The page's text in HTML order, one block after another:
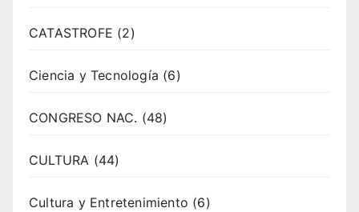
CATASTROFE (2)
Ciencia y Tecnología (6)
CONGRESO NAC. (48)
CULTURA (44)
Cultura y Entretenimiento (6)